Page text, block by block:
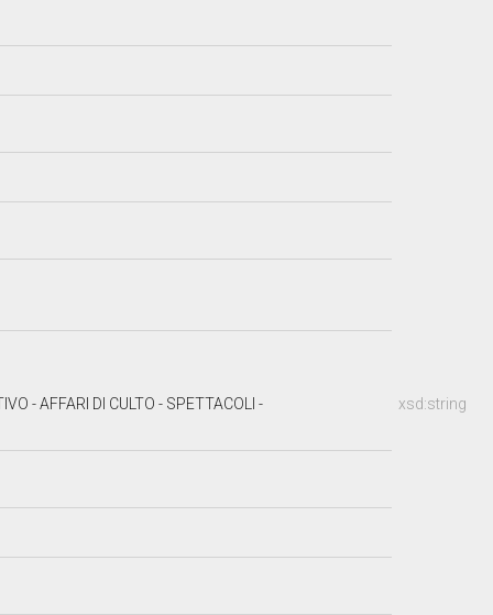
xsd:string
- AFFARI DI CULTO - SPETTACOLI -